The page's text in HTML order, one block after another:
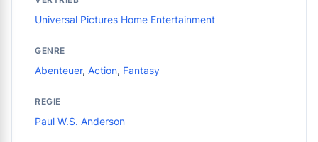
Universal Pictures Home Entertainment
GENRE
Abenteuer, Action, Fantasy
REGIE
Paul W.S. Anderson